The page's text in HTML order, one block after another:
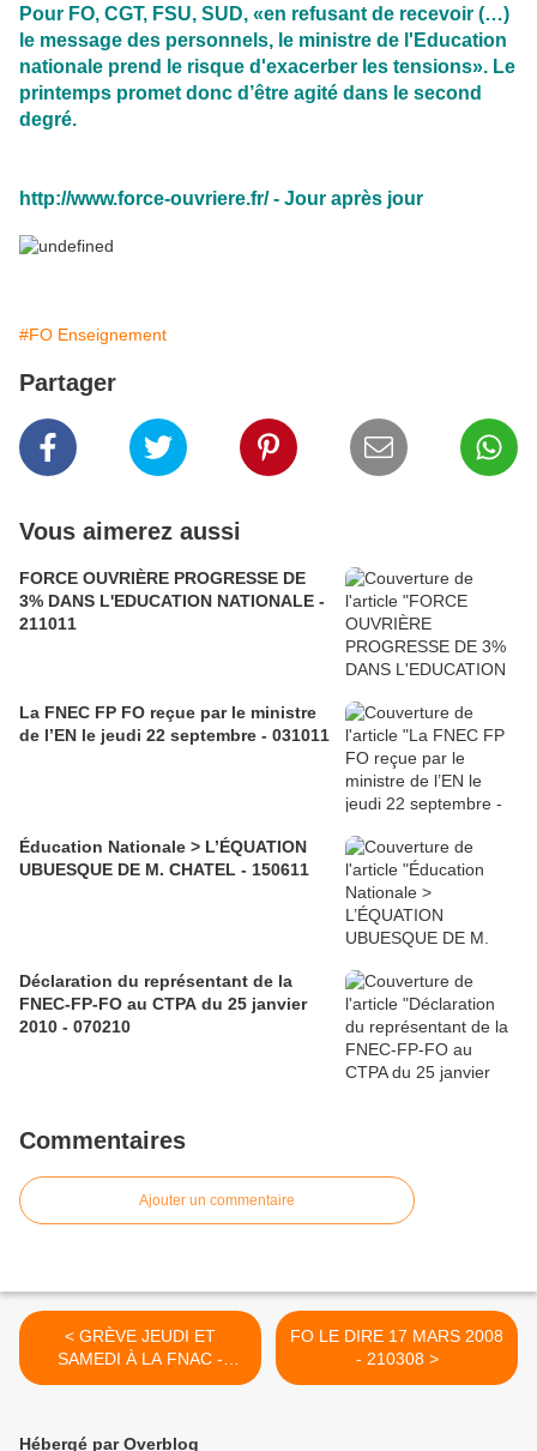
Pour FO, CGT, FSU, SUD, «en refusant de recevoir (…)
le message des personnels, le ministre de l'Education
nationale prend le risque d'exacerber les tensions». Le
printemps promet donc d’être agité dans le second
degré.
http://www.force-ouvriere.fr/ - Jour après jour
#FO Enseignement
Partager
Vous aimerez aussi
FORCE OUVRIÈRE PROGRESSE DE
3% DANS L'EDUCATION NATIONALE -
211011
La FNEC FP FO reçue par le ministre
de l’EN le jeudi 22 septembre - 031011
Éducation Nationale > L’ÉQUATION
UBUESQUE DE M. CHATEL - 150611
Déclaration du représentant de la
FNEC-FP-FO au CTPA du 25 janvier
2010 - 070210
Commentaires
Ajouter un commentaire
< GRÈVE JEUDI ET
SAMEDI À LA FNAC -
200308
FO LE DIRE 17 MARS 2008
- 210308 >
Hébergé par Overblog